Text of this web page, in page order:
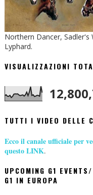
Northern Dancer, Sadler's
Lyphard.
VISUALIZZAZIONI
TUTTI I VIDEO DELLE
Ecco il canale ufficiale per
questo LINK.
UPCOMING G1
G1 IN EUROPA